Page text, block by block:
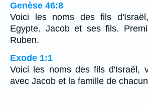
Genèse 46:8
Voici les noms des fils
Egypte. Jacob et ses fils.
Ruben.
Exode 1:1
Voici les noms des fils d'Israël,
avec Jacob et la famille de